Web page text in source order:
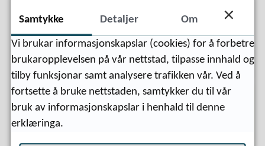
Gravvold Bøverdalen
Samtykke Detaljer Om
Vi brukar informasjonskapslar (cookies) for å forbetre
brukaropplevelsen på vår nettstad, tilpasse innhald og
tilby funksjonar samt analysere trafikken vår. Ved å
fortsette å bruke nettstaden, samtykker du til vår
bruk av informasjonskapslar i henhald til denne
erklæringa.